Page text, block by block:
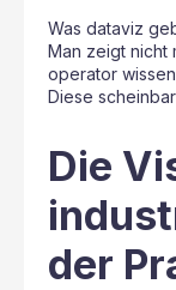
Was dataviz
Man zeigt nicht
operator
Diese
Die
der